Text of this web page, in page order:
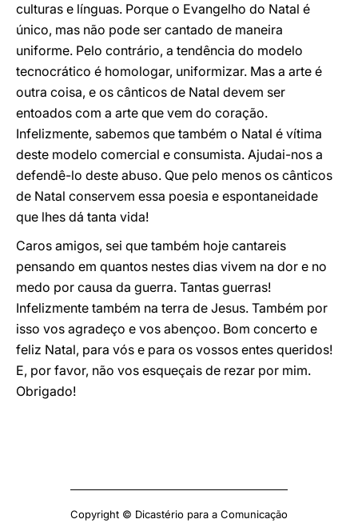
culturas e línguas. Porque o Evangelho do Natal é
único, mas não pode ser cantado de maneira
uniforme. Pelo contrário, a tendência do modelo
tecnocrático é homologar, uniformizar. Mas a arte é
outra coisa, e os cânticos de Natal devem ser
entoados com a arte que vem do coração.
Infelizmente, sabemos que também o Natal é vítima
deste modelo comercial e consumista. Ajudai-nos a
defendê-lo deste abuso. Que pelo menos os cânticos
de Natal conservem essa poesia e espontaneidade
que lhes dá tanta vida!
Caros amigos, sei que também hoje cantareis
pensando em quantos nestes dias vivem na dor e no
medo por causa da guerra. Tantas guerras!
Infelizmente também na terra de Jesus. Também por
isso vos agradeço e vos abençoo. Bom concerto e
feliz Natal, para vós e para os vossos entes queridos!
E, por favor, não vos esqueçais de rezar por mim.
Obrigado!
Copyright © Dicastério para a Comunicação